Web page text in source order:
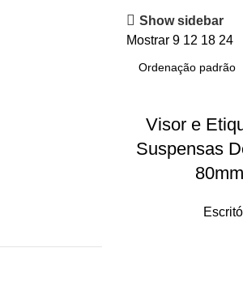
Show sidebar
Mostrar 9 12 18 24
Visor e
Suspensas